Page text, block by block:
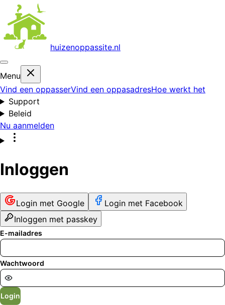
huizenoppassite.nl
Menu
Vind een oppasserVind een oppasadresHoe werkt het
Support
Beleid
Nu aanmelden
Inloggen
Login met Google
Login met Facebook
Inloggen met passkey
E-mailadres
Wachtwoord
Login